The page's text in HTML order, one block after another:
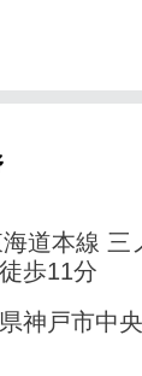
道本線 三
歩11分
神戸市中